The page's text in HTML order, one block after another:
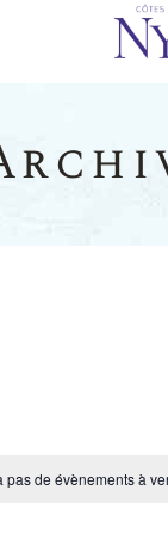
pas de évènements à